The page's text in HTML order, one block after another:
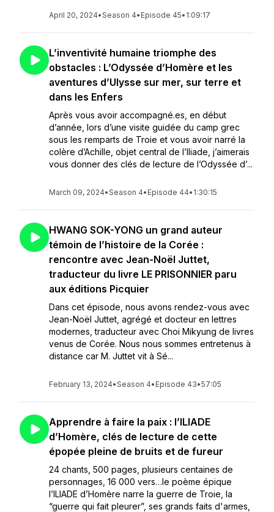
April 20, 2024•Season 4• Episode 45• 1:09:17
L’inventivité humaine triomphe des
obstacles : L’Odyssée d’Homère et les
aventures d’Ulysse sur mer, sur terre et
dans les Enfers
Après vous avoir accompagné.es, en début
d’année, lors d’une visite guidée du camp grec
sous les remparts de Troie et vous avoir narré la
colère d’Achille, objet central de l’Iliade, j’aimerais
vous donner des clés de lecture de l’Odyssée d’...
March 09, 2024•Season 4• Episode 44• 1:30:15
HWANG SOK-YONG un grand auteur
témoin de l’histoire de la Corée :
rencontre avec Jean-Noël Juttet,
traducteur du livre LE PRISONNIER paru
aux éditions Picquier
Dans cet épisode, nous avons rendez-vous avec
Jean-Noël Juttet, agrégé et docteur en lettres
modernes, traducteur avec Choi Mikyung de livres
venus de Corée. Nous nous sommes entretenus à
distance car M. Juttet vit à Sé...
February 13, 2024•Season 4• Episode 43•57:05
Apprendre à faire la paix : l’ILIADE
d’Homère, clés de lecture de cette
épopée pleine de bruits et de fureur
24 chants, 500 pages, plusieurs centaines de
personnages, 16 000 vers…le poème épique
l’ILIADE d’Homère narre la guerre de Troie, la
“guerre qui fait pleurer”, ses grands faits d'armes,